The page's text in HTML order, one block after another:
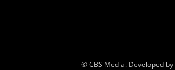
© CBS Media. Developed by